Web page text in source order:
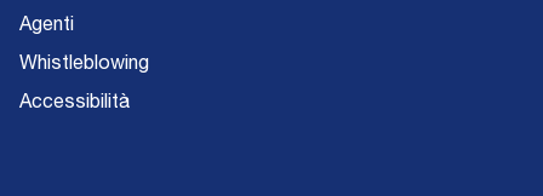
Agenti
Whistleblowing
Accessibilità